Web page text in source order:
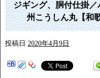
ジギング、胴付仕掛
州こうしん丸【
投稿日 2020年4月9日